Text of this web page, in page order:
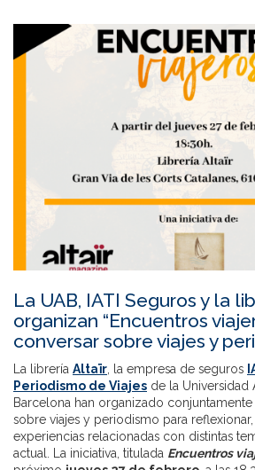
La UAB, IATI Seguros y la
organizan “Encuentros
conversar sobre viajes y
La librería Altaïr , la empresa de seguros
Periodismo de Viajes de la Universidad
Barcelona han organizado
sobre viajes y periodismo para
experiencias relacionadas con distintas
actual. La iniciativa, titulada Encuentros